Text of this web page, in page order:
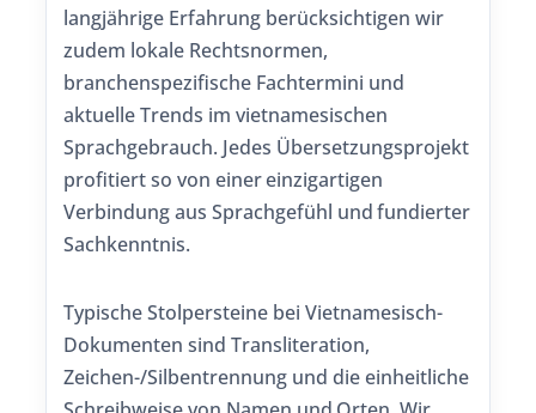
langjährige Erfahrung berücksichtigen wir
zudem lokale Rechtsnormen,
branchenspezifische Fachtermini und
aktuelle Trends im vietnamesischen
Sprachgebrauch. Jedes Übersetzungsprojekt
profitiert so von einer einzigartigen
Verbindung aus Sprachgefühl und fundierter
Sachkenntnis.
Typische Stolpersteine bei Vietnamesisch-
Dokumenten sind Transliteration,
Zeichen-/Silbentrennung und die einheitliche